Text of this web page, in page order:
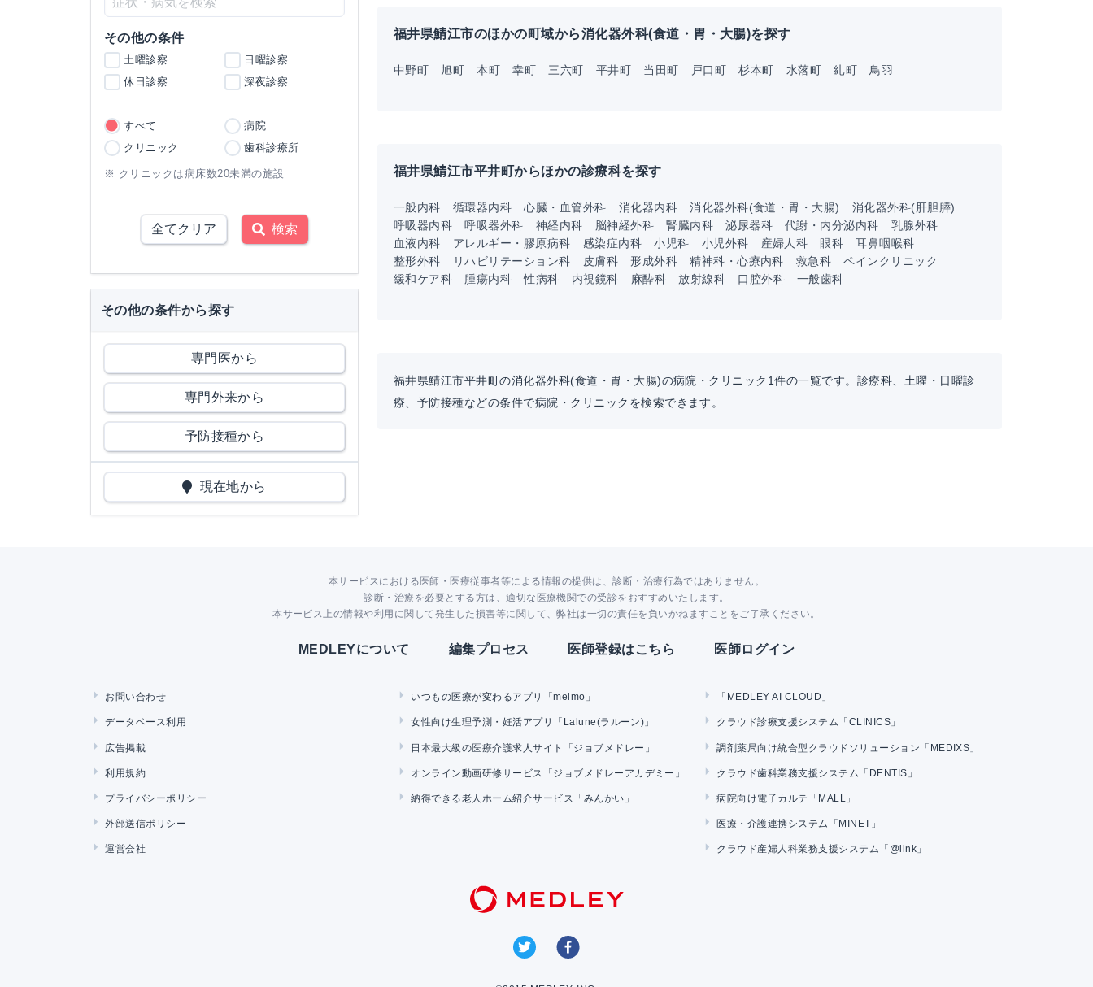
その他の条件
土曜診察
日曜診察
休日診察
深夜診察
すべて
病院
クリニック
歯科診療所
※ クリニックは病床数20未満の施設
全てクリア 検索
その他の条件から探す
専門医から
専門外来から
予防接種から
現在地から
福井県鯖江市のほかの町域から消化器外科(食道・胃・大腸)を探す
中野町 旭町 本町 幸町 三六町 平井町 当田町 戸口町 杉本町 水落町 糺町 鳥羽
福井県鯖江市平井町からほかの診療科を探す
一般内科 循環器内科 心臓・血管外科 消化器内科 消化器外科(食道・胃・大腸)
消化器外科(肝胆膵)
呼吸器内科
呼吸器外科 神経内科 脳神経外科 腎臓内科 泌尿器科 代謝・内分泌内科
乳腺外科
血液内科
アレルギー・膠原病科 感染症内科 小児科 小児外科 産婦人科 眼科
耳鼻咽喉科
整形外科
リハビリテーション科 皮膚科 形成外科 精神科・心療内科 救急科
ペインクリニック
緩和ケア科
腫瘍内科 性病科 内視鏡科 麻酔科 放射線科 口腔外科 一般歯科
福井県鯖江市平井町の消化器外科(食道・胃・大腸)の病院・クリニック1件の一覧です。診療科、土曜・日曜診
療、予防接種などの条件で病院・クリニックを検索できます。
本サービスにおける医師・医療従事者等による情報の提供は、診断・治療行為ではありません。
診断・治療を必要とする方は、適切な医療機関での受診をおすすめいたします。
本サービス上の情報や利用に関して発生した損害等に関して、弊社は一切の責任を負いかねますことをご了承ください。
MEDLEYについて 編集プロセス 医師登録はこちら 医師ログイン
お問い合わせ
データベース利用
広告掲載
利用規約
プライバシーポリシー
外部送信ポリシー
運営会社
いつもの医療が変わるアプリ「melmo」
女性向け生理予測・妊活アプリ「Lalune(ラルーン)」
日本最大級の医療介護求人サイト「ジョブメドレー」
オンライン動画研修サービス「ジョブメドレーアカデミー」
納得できる老人ホーム紹介サービス「みんかい」
「MEDLEY AI CLOUD」
クラウド診療支援システム「CLINICS」
調剤薬局向け統合型クラウドソリューション「MEDIXS」
クラウド歯科業務支援システム「DENTIS」
病院向け電子カルテ「MALL」
医療・介護連携システム「MINET」
クラウド産婦人科業務支援システム「@link」